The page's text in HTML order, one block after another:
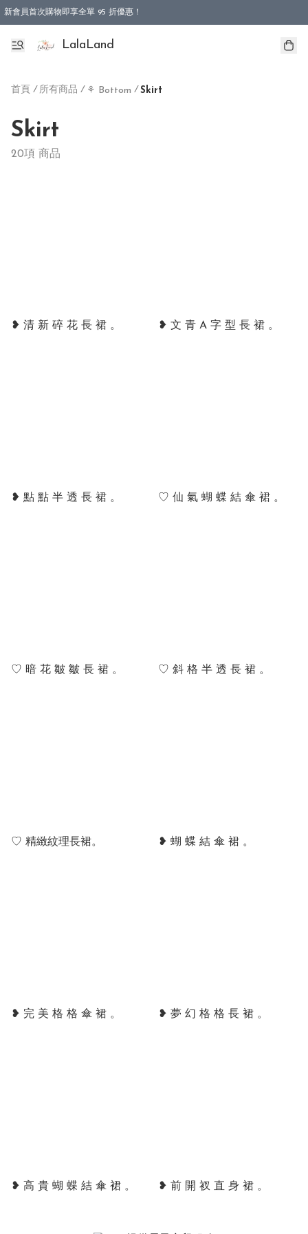
新會員首次購物即享全單 95 折優惠！
特選會員可享全單低至 9 折優惠！
LalaLand
首頁 / 所有商品 / ⚘ Bottom / Skirt
Skirt
20項 商品
❥ 清 新 碎 花 長 裙 。 ❥ 文 青 A 字 型 長 裙 。
❥ 點 點 半 透 長 裙 。 ♡ 仙 氣 蝴 蝶 結 傘 裙 。
♡ 暗 花 皺 皺 長 裙 。 ♡ 斜 格 半 透 長 裙 。
♡ 精緻紋理長裙。 ❥ 蝴 蝶 結 傘 裙 。
❥ 完 美 格 格 傘 裙 。 ❥ 夢 幻 格 格 長 裙 。
❥ 高 貴 蝴 蝶 結 傘 裙 。 ❥ 前 開 衩 直 身 裙 。